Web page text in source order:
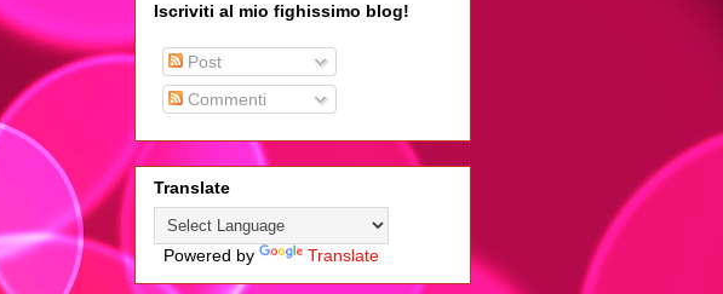
Iscriviti al mio fighissimo blog!
Post
Commenti
Translate
Powered by Translate